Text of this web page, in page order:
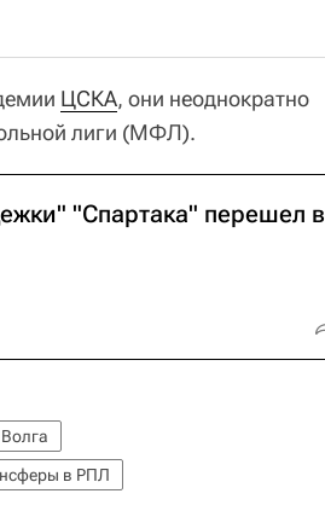
ЦСКА, они неоднократно
лиги (МФЛ).
"Спартака" перешел в
Волга
в РПЛ